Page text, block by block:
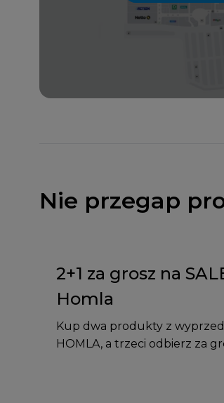
Nie przegap
2+1 za grosz na
Homla
Kup dwa produkty z
HOMLA, a trzeci odbierz za